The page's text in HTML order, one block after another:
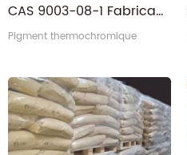
CAS 9003-08-1 Fabricant de pigments thermochromiques
Pigment thermochromique